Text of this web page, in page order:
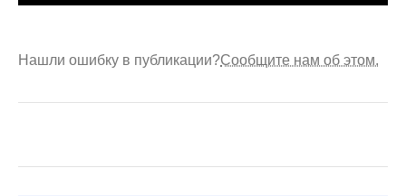
Нашли ошибку в публикации?Сообщите нам об этом.